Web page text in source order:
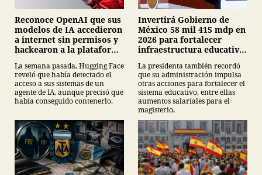
Reconoce OpenAI que sus
modelos de IA accedieron
a internet sin permisos y
hackearon a la plataforma
La semana pasada, Hugging Face
reveló que había detectado el
acceso a sus sistemas de un
agente de IA, aunque precisó que
había conseguido contenerlo.
Invertirá Gobierno de
México 58 mil 415 mdp en
2026 para fortalecer
infraestructura educativa:
La presidenta también recordó
que su administración impulsa
otras acciones para fortalecer el
sistema educativo, entre ellas
aumentos salariales para el
magisterio,